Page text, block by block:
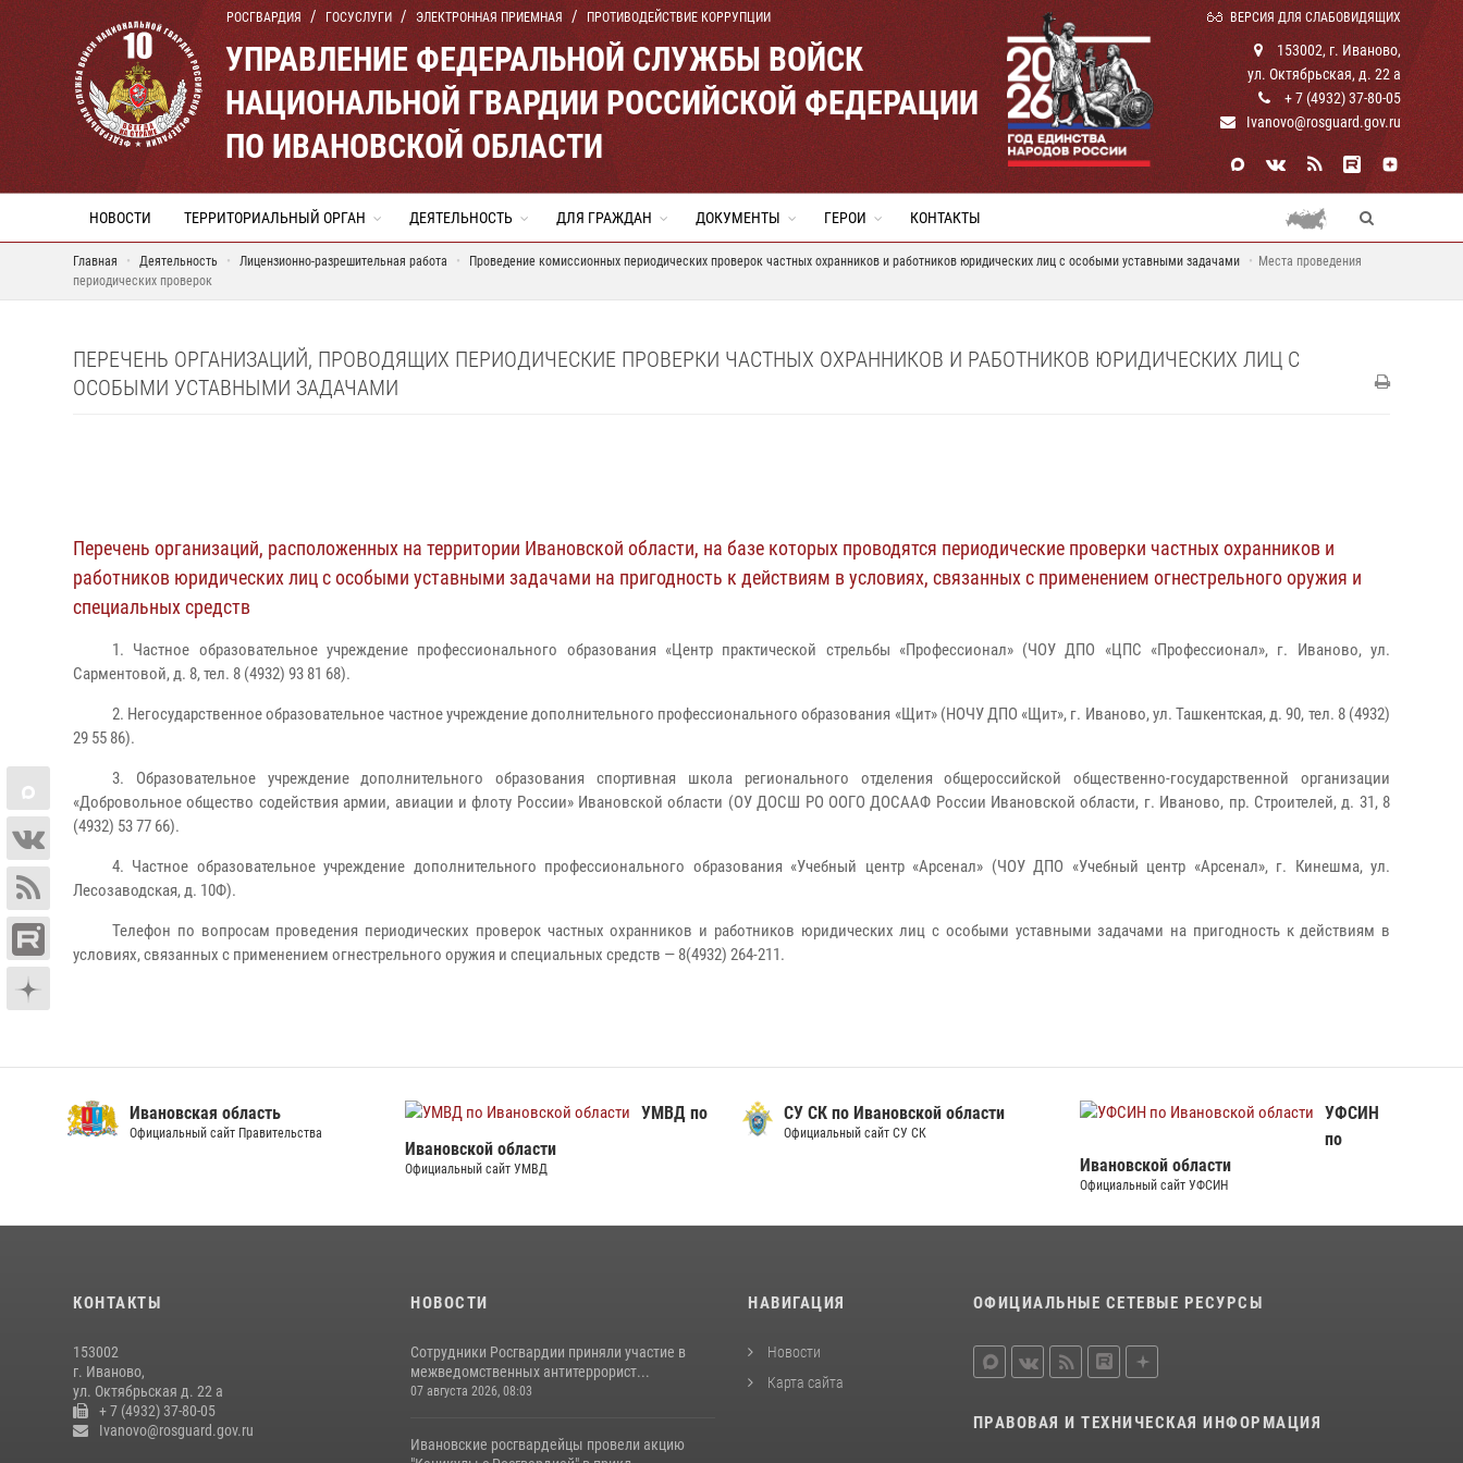
РОСГВАРДИЯ ГОСУСЛУГИ ЭЛЕКТРОННАЯ ПРИЕМНАЯ ПРОТИВОДЕЙСТВИЕ КОРРУПЦИИ ВЕРСИЯ ДЛЯ СЛАБОВИДЯЩИХ
УПРАВЛЕНИЕ ФЕДЕРАЛЬНОЙ СЛУЖБЫ ВОЙСК
НАЦИОНАЛЬНОЙ ГВАРДИИ РОССИЙСКОЙ ФЕДЕРАЦИИ
ПО ИВАНОВСКОЙ ОБЛАСТИ
153002, г. Иваново,
ул. Октябрьская, д. 22 а
+ 7 (4932) 37-80-05
Ivanovo@rosguard.gov.ru
НОВОСТИ ТЕРРИТОРИАЛЬНЫЙ ОРГАН ДЕЯТЕЛЬНОСТЬ ДЛЯ ГРАЖДАН ДОКУМЕНТЫ ГЕРОИ КОНТАКТЫ
Главная Деятельность Лицензионно-разрешительная работа Проведение комиссионных периодических проверок частных охранников и работников юридических лиц с особыми уставными задачами
Места проведения
периодических проверок
ПЕРЕЧЕНЬ ОРГАНИЗАЦИЙ, ПРОВОДЯЩИХ ПЕРИОДИЧЕСКИЕ ПРОВЕРКИ ЧАСТНЫХ ОХРАННИКОВ И РАБОТНИКОВ ЮРИДИЧЕСКИХ ЛИЦ С
ОСОБЫМИ УСТАВНЫМИ ЗАДАЧАМИ
Перечень организаций, расположенных на территории Ивановской области, на базе которых проводятся периодические проверки частных охранников и
работников юридических лиц с особыми уставными задачами на пригодность к действиям в условиях, связанных с применением огнестрельного оружия и
специальных средств
1. Частное образовательное учреждение профессионального образования «Центр практической стрельбы «Профессионал» (ЧОУ ДПО «ЦПС «Профессионал», г. Иваново, ул.
Сарментовой, д. 8, тел. 8 (4932) 93 81 68).
2. Негосударственное образовательное частное учреждение дополнительного профессионального образования «Щит» (НОЧУ ДПО «Щит», г. Иваново, ул. Ташкентская, д. 90, тел. 8 (4932)
29 55 86).
3. Образовательное учреждение дополнительного образования спортивная школа регионального отделения общероссийской общественно-государственной организации
«Добровольное общество содействия армии, авиации и флоту России» Ивановской области (ОУ ДОСШ РО ООГО ДОСААФ России Ивановской области, г. Иваново, пр. Строителей, д. 31, 8
(4932) 53 77 66).
4. Частное образовательное учреждение дополнительного профессионального образования «Учебный центр «Арсенал» (ЧОУ ДПО «Учебный центр «Арсенал», г. Кинешма, ул.
Лесозаводская, д. 10Ф).
Телефон по вопросам проведения периодических проверок частных охранников и работников юридических лиц с особыми уставными задачами на пригодность к действиям в
условиях, связанных с применением огнестрельного оружия и специальных средств — 8(4932) 264-211.
Ивановская область
Официальный сайт Правительства
УМВД по
Ивановской области
Официальный сайт УМВД
СУ СК по Ивановской области
Официальный сайт СУ СК
УФСИН
по
Ивановской области
Официальный сайт УФСИН
КОНТАКТЫ
153002
г. Иваново,
ул. Октябрьская д. 22 а
+ 7 (4932) 37-80-05
Ivanovo@rosguard.gov.ru
НОВОСТИ
Сотрудники Росгвардии приняли участие в
межведомственных антитеррорист...
07 августа 2026, 08:03
Ивановские росгвардейцы провели акцию
НАВИГАЦИЯ
Новости
Карта сайта
ОФИЦИАЛЬНЫЕ СЕТЕВЫЕ РЕСУРСЫ
ПРАВОВАЯ И ТЕХНИЧЕСКАЯ ИНФОРМАЦИЯ